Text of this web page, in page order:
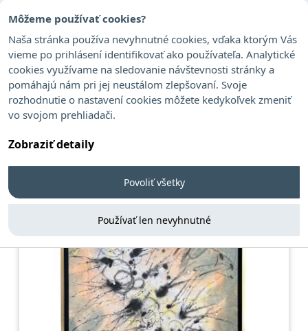
Môžeme používať cookies?
Naša stránka používa nevyhnutné cookies, vďaka ktorým Vás
vieme po prihlásení identifikovať ako používateľa. Analytické
cookies využívame na sledovanie návštevnosti stránky a
pomáhajú nám pri jej neustálom zlepšovaní. Svoje
rozhodnutie o nastavení cookies môžete kedykoľvek zmeniť
vo svojom prehliadači.
Zobraziť detaily
Povoliť všetky
Používať len nevyhnutné
Stála ponuka